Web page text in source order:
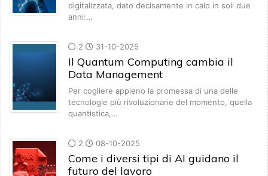
digitalizzata, dato decisamente in calo in soli due
anni:…
2 31-10-2025
Il Quantum Computing cambia il
Data Management
Per cogliere appieno la promessa di una delle
tecnologie più rivoluzionarie del momento, quella
quantistica,…
2 08-10-2025
Come i diversi tipi di AI guidano il
futuro del lavoro